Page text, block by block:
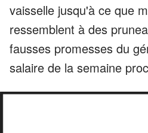
vaisselle jusqu'à ce que
ressemblent à des
fausses promesses du
salaire de la semaine